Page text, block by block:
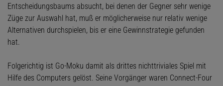
Entscheidungsbaums absucht, bei denen der Gegner sehr wenige
Züge zur Auswahl hat, muß er möglicherweise nur relativ wenige
Alternativen durchspielen, bis er eine Gewinnstrategie gefunden
hat.
Folgerichtig ist Go-Moku damit als drittes nichttriviales Spiel mit
Hilfe des Computers gelöst. Seine Vorgänger waren Connect-Four